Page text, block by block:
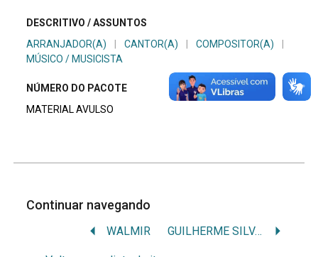
DESCRITIVO / ASSUNTOS
ARRANJADOR(A)
CANTOR(A) COMPOSITOR(A)
MÚSICO / MUSICISTA
NÚMERO DO PACOTE
MATERIAL AVULSO
Continuar navegando
WALMIR GUILHERME SILVA ARAUJO